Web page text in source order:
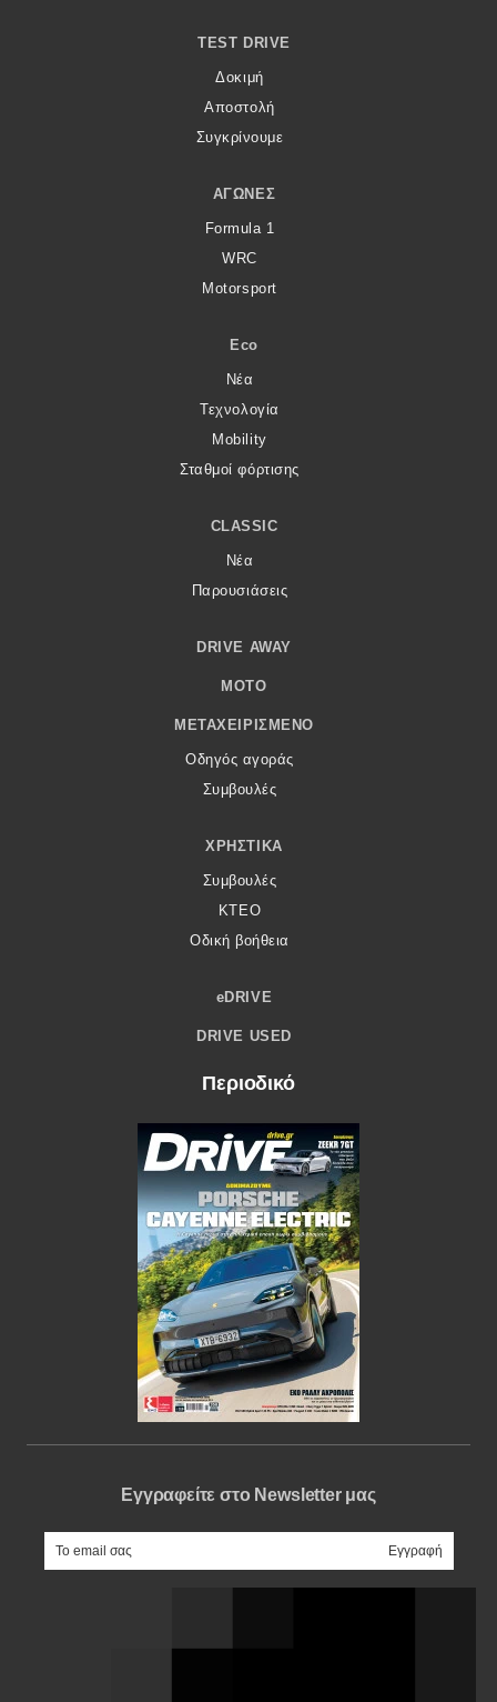
TEST DRIVE
Δοκιμή
Αποστολή
Συγκρίνουμε
ΑΓΏΝΕΣ
Formula 1
WRC
Motorsport
Eco
Νέα
Τεχνολογία
Mobility
Σταθμοί φόρτισης
CLASSIC
Νέα
Παρουσιάσεις
DRIVE AWAY
MOTO
ΜΕΤΑΧΕΙΡΙΣΜΈΝΟ
Οδηγός αγοράς
Συμβουλές
ΧΡΗΣΤΙΚΆ
Συμβουλές
ΚΤΕΟ
Οδική βοήθεια
eDRIVE
DRIVE USED
Περιοδικό
Εγγραφείτε στο Newsletter μας
e-mail